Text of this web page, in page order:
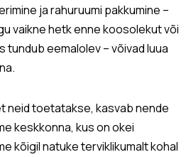
ja rahuruumi pakkumine –
vaikne hetk enne koosolekut või
tundub eemalolev – võivad luua
neid toetatakse, kasvab nende
keskkonna, kus on okei
kõigil natuke terviklikumalt kohal